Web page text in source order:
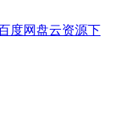
度网盘云资源下